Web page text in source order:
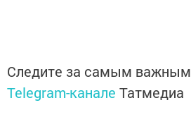
Следите за самым
Telegram-канале Татмедиа